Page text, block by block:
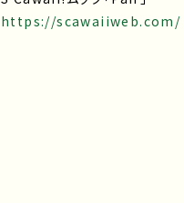
https://scawaiiweb.com/